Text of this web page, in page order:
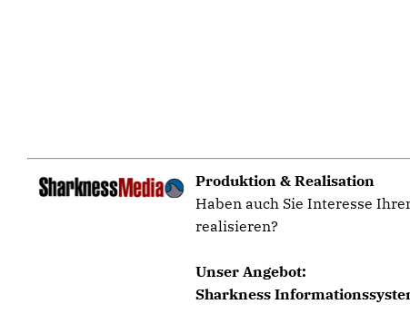
Produktion & Realisation
Haben auch Sie Interesse
realisieren?
Unser Angebot:
Sharkness